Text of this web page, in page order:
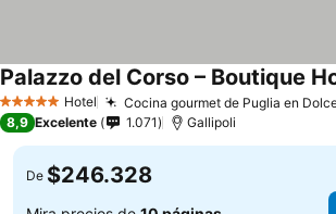
5 Estrellas Hotel Cocina gourmet de Puglia en
Palazzo del Corso – Boutique
8,9 Excelente 1.071 Gallipoli
De $246.328